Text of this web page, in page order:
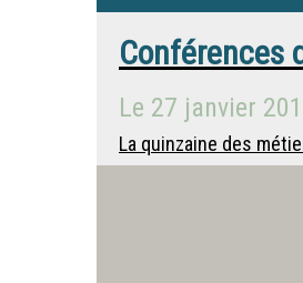
Conférences
Le 27 janvier
La quinzaine des